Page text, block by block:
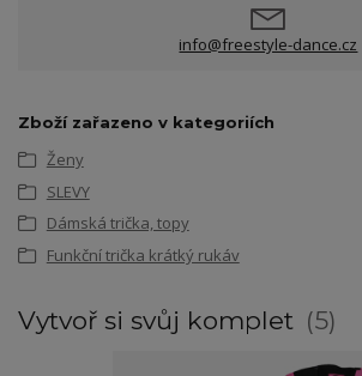
info@freestyle-dance.cz
Zboží zařazeno v kategoriích
Ženy
SLEVY
Dámská trička, topy
Funkční trička krátký rukáv
Vytvoř si svůj komplet 5